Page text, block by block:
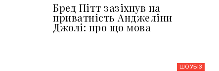
Бред Пітт зазіхнув на
приватність Анджеліни
Джолі: про що мова
ШОУБIЗ